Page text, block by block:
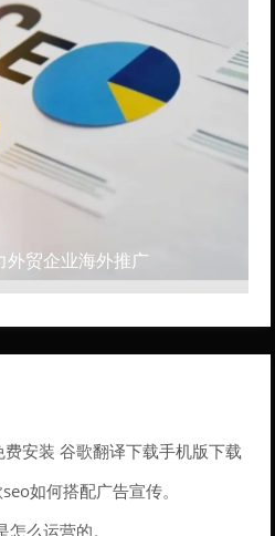
外贸企业海外推广
安装 谷歌翻译下载手机版下载
如何搭配广告宣传。
么运营的。